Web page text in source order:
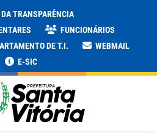
TRANSPARÊNCIA
FUNCIONÁRIOS
DE T.I.
WEBMAIL
E-SIC